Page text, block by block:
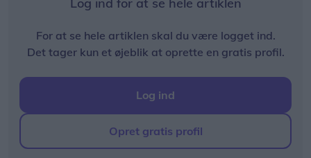
For at se hele artiklen skal du være logget ind.
Det tager kun et øjeblik at oprette en gratis profil.
Log ind
Opret gratis profil